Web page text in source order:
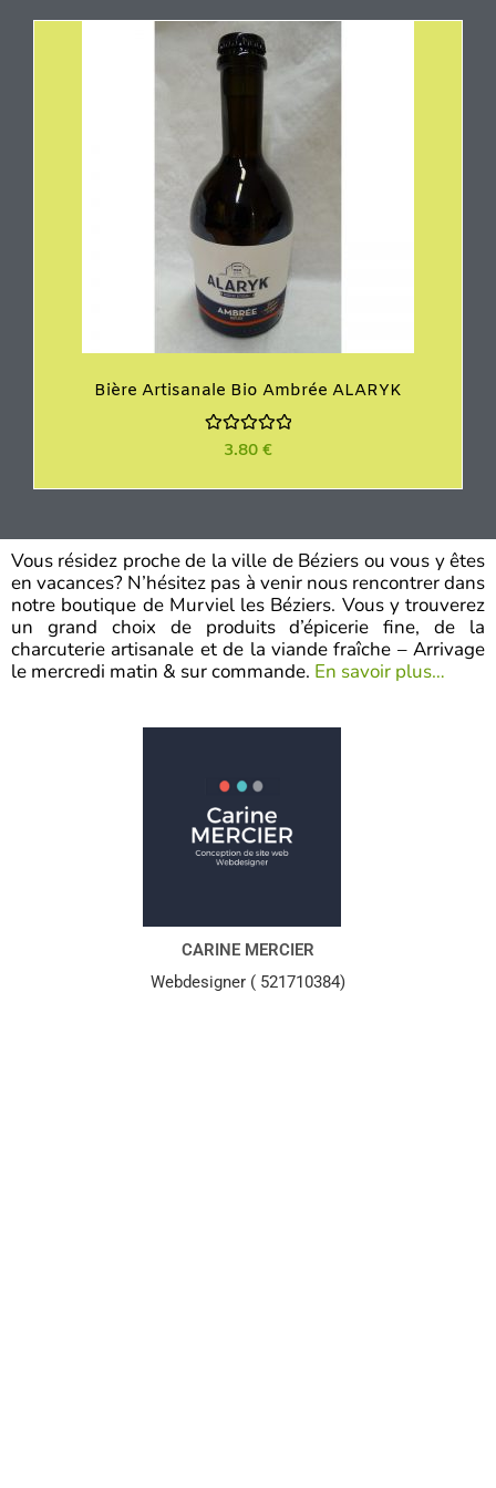
s
Bière Artisanale Bio Ambrée ALARYK
e
u
5
3.80 €
Vous résidez proche de la ville de Béziers ou vous y êtes
en vacances? N’hésitez pas à venir nous rencontrer dans
notre boutique de Murviel les Béziers. Vous y trouverez
un grand choix de produits d’épicerie fine, de la
charcuterie artisanale et de la viande fraîche – Arrivage
le mercredi matin & sur commande. En savoir plus…
CARINE MERCIER
Webdesigner ( 521710384)